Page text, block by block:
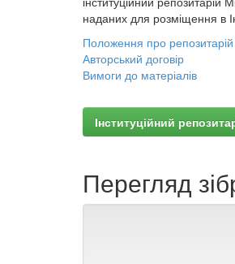
наданих для розміщення в
Положення про
Авторський договір
Вимоги до матеріалів
Інституційний
Перегляд